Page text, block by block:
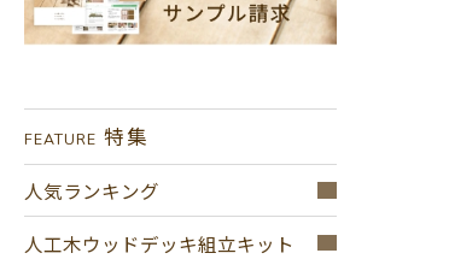
FEATURE 特集
人気ランキング
人工木ウッドデッキ組立キット